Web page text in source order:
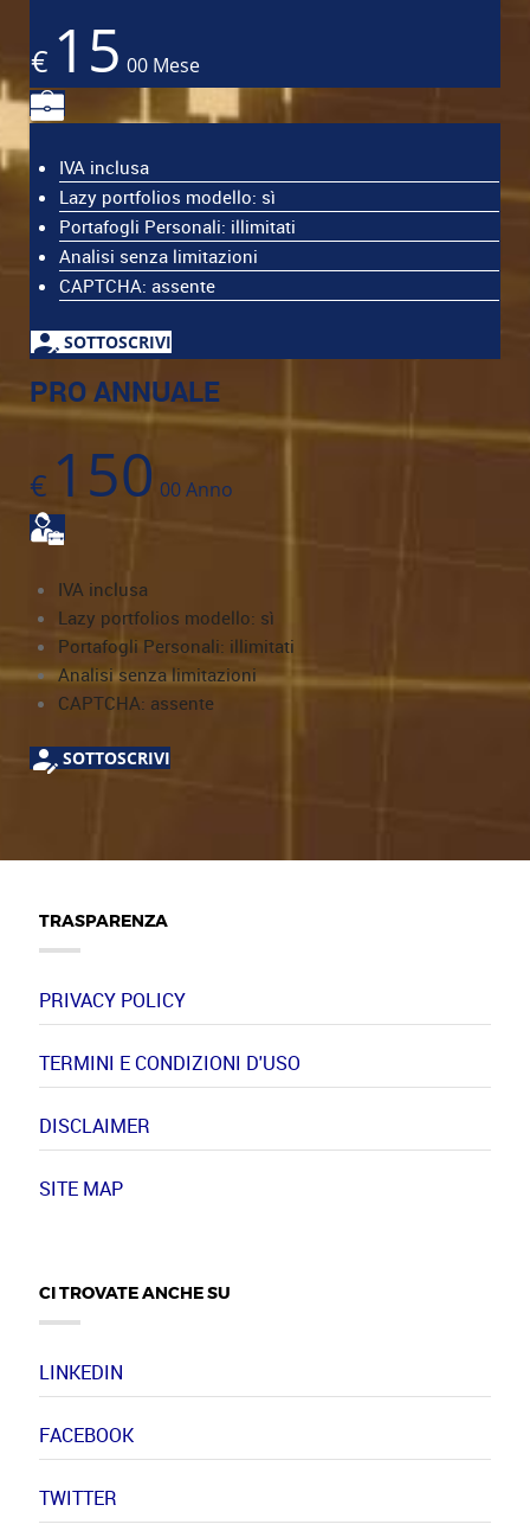
€ 15 00 Mese
IVA inclusa
Lazy portfolios modello: sì
Portafogli Personali: illimitati
Analisi senza limitazioni
CAPTCHA: assente
SOTTOSCRIVI
PRO ANNUALE
€ 150 00Anno
IVA inclusa
Lazy portfolios modello: sì
Portafogli Personali: illimitati
Analisi senza limitazioni
CAPTCHA: assente
SOTTOSCRIVI
TRASPARENZA
PRIVACY POLICY
TERMINI E CONDIZIONI D'USO
DISCLAIMER
SITE MAP
CI TROVATE ANCHE SU
LINKEDIN
FACEBOOK
TWITTER